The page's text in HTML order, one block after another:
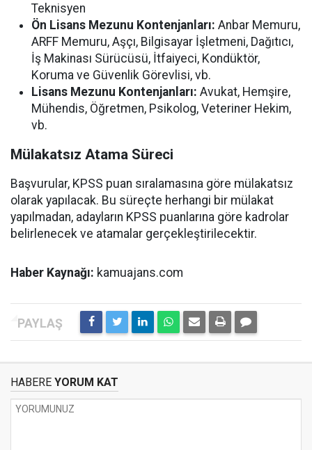
Teknisyen
Ön Lisans Mezunu Kontenjanları: Anbar Memuru,
ARFF Memuru, Aşçı, Bilgisayar İşletmeni, Dağıtıcı,
İş Makinası Sürücüsü, İtfaiyeci, Kondüktör,
Koruma ve Güvenlik Görevlisi, vb.
Lisans Mezunu Kontenjanları: Avukat, Hemşire,
Mühendis, Öğretmen, Psikolog, Veteriner Hekim,
vb.
Mülakatsız Atama Süreci
Başvurular, KPSS puan sıralamasına göre mülakatsız
olarak yapılacak. Bu süreçte herhangi bir mülakat
yapılmadan, adayların KPSS puanlarına göre kadrolar
belirlenecek ve atamalar gerçekleştirilecektir.
Haber Kaynağı: kamuajans.com
HABERE YORUM KAT